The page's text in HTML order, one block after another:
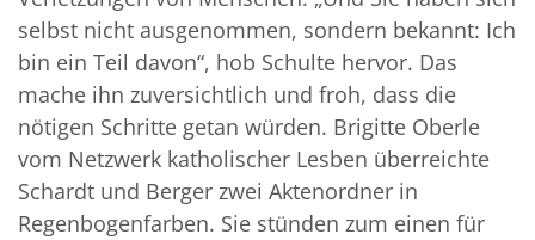
selbst nicht ausgenommen, sondern bekannt: Ich
bin ein Teil davon“, hob Schulte hervor. Das
mache ihn zuversichtlich und froh, dass die
nötigen Schritte getan würden. Brigitte Oberle
vom Netzwerk katholischer Lesben überreichte
Schardt und Berger zwei Aktenordner in
Regenbogenfarben. Sie stünden zum einen für